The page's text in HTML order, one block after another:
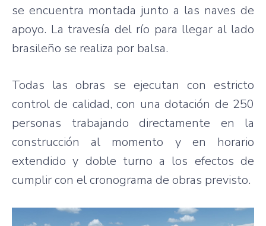
se encuentra montada junto a las naves de
apoyo. La travesía del río para llegar al lado
brasileño se realiza por balsa.
Todas las obras se ejecutan con estricto
control de calidad, con una dotación de 250
personas trabajando directamente en la
construcción al momento y en horario
extendido y doble turno a los efectos de
cumplir con el cronograma de obras previsto.